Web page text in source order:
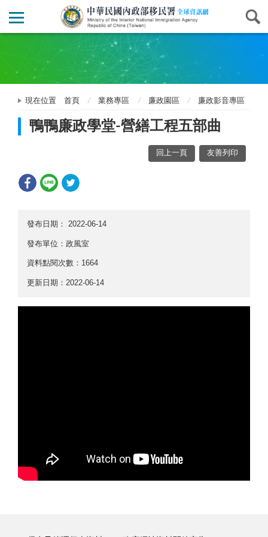
現在位置 首頁 業務專區 廉政園區 廉政影音專區
鴨鴨廉政學堂-營繕工程五部曲
回上一頁 友善列印
發布日期： 2022-06-14
發布單位：政風室
資料點閱次數：1664
更新日期：2022-06-14